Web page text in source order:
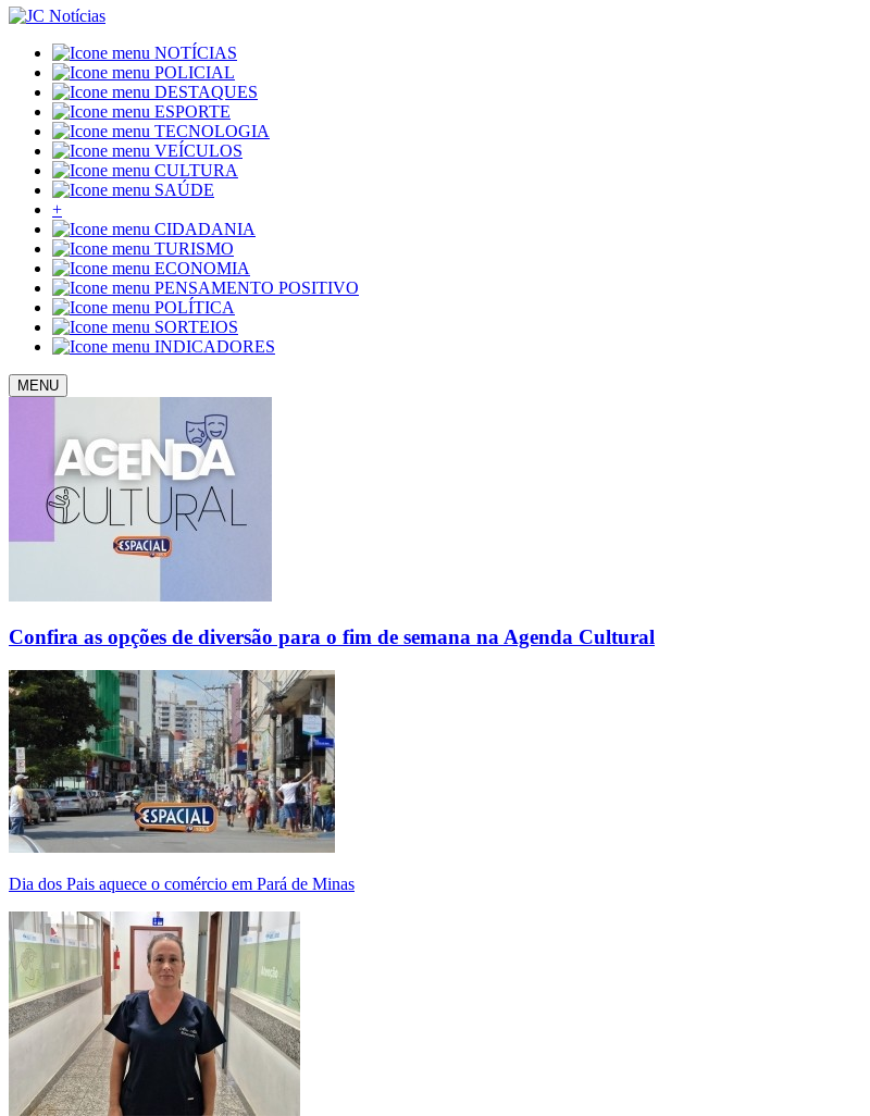
NOTÍCIAS
POLICIAL
DESTAQUES
ESPORTE
TECNOLOGIA
VEÍCULOS
CULTURA
SAÚDE
+
CIDADANIA
TURISMO
ECONOMIA
PENSAMENTO POSITIVO
POLÍTICA
SORTEIOS
INDICADORES
MENU
Confira as opções de diversão para o fim de semana na Agenda Cultural
Dia dos Pais aquece o comércio em Pará de Minas